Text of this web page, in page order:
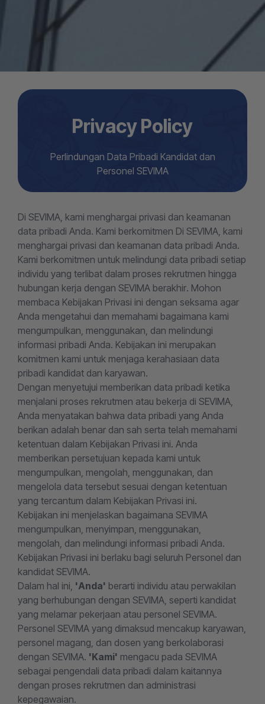
Privacy Policy
Perlindungan Data Pribadi Kandidat dan
Personel SEVIMA
Di SEVIMA, kami menghargai privasi dan keamanan
data pribadi Anda. Kami berkomitmen Di SEVIMA, kami
menghargai privasi dan keamanan data pribadi Anda.
Kami berkomitmen untuk melindungi data pribadi setiap
individu yang terlibat dalam proses rekrutmen hingga
hubungan kerja dengan SEVIMA berakhir. Mohon
membaca Kebijakan Privasi ini dengan seksama agar
Anda mengetahui dan memahami bagaimana kami
mengumpulkan, menggunakan, dan melindungi
informasi pribadi Anda. Kebijakan ini merupakan
komitmen kami untuk menjaga kerahasiaan data
pribadi kandidat dan karyawan.
Dengan menyetujui memberikan data pribadi ketika
menjalani proses rekrutmen atau bekerja di SEVIMA,
Anda menyatakan bahwa data pribadi yang Anda
berikan adalah benar dan sah serta telah memahami
ketentuan dalam Kebijakan Privasi ini. Anda
memberikan persetujuan kepada kami untuk
mengumpulkan, mengolah, menggunakan, dan
mengelola data tersebut sesuai dengan ketentuan
yang tercantum dalam Kebijakan Privasi ini.
Kebijakan ini menjelaskan bagaimana SEVIMA
mengumpulkan, menyimpan, menggunakan,
mengolah, dan melindungi informasi pribadi Anda.
Kebijakan Privasi ini berlaku bagi seluruh Personel dan
kandidat SEVIMA.
Dalam hal ini, 'Anda' berarti individu atau perwakilan
yang berhubungan dengan SEVIMA, seperti kandidat
yang melamar pekerjaan atau personel SEVIMA.
Personel SEVIMA yang dimaksud mencakup karyawan,
personel magang, dan dosen yang berkolaborasi
dengan SEVIMA. 'Kami' mengacu pada SEVIMA
sebagai pengendali data pribadi dalam kaitannya
dengan proses rekrutmen dan administrasi
kepegawaian.